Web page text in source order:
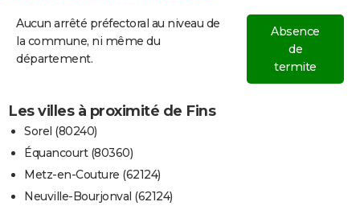
Aucun arrêté préfectoral au niveau de
la commune, ni même du
département.
Absence
de
termite
Les villes à proximité de Fins
Sorel (80240)
Équancourt (80360)
Metz-en-Couture (62124)
Neuville-Bourjonval (62124)